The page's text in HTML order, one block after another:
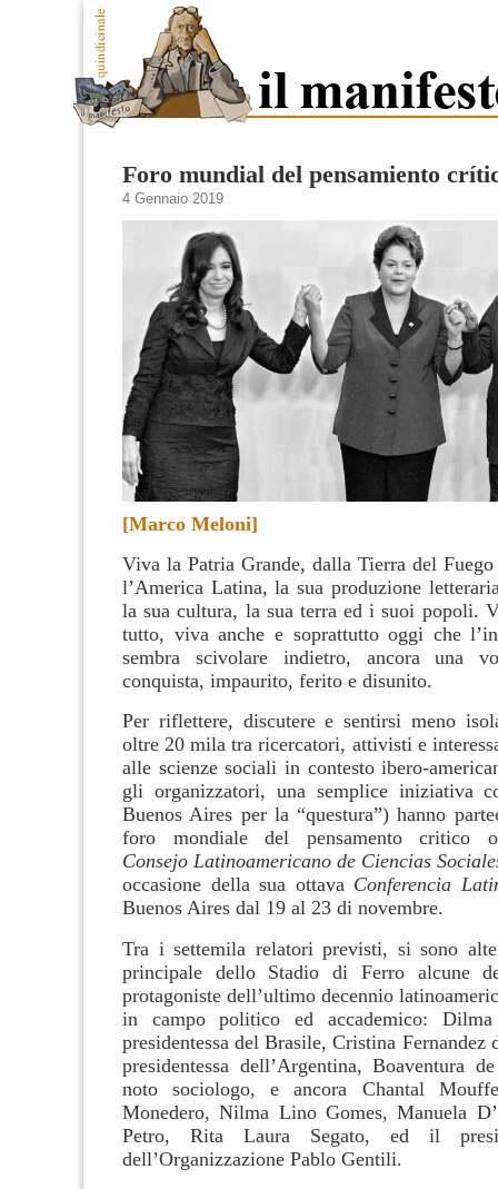
Foro mundial del pensamiento
4 Gennaio 2019
[Marco Meloni]
Viva la Patria Grande, dalla Tierra del
l’America Latina, la sua produzione
la sua cultura, la sua terra ed i suoi popoli.
tutto, viva anche e soprattutto oggi che
sembra scivolare indietro, ancora una
conquista, impaurito, ferito e disunito.
Per riflettere, discutere e sentirsi meno
oltre 20 mila tra ricercatori, attivisti e
alle scienze sociali in contesto ibero-
gli organizzatori, una semplice iniziativa
Buenos Aires per la “questura”) hanno
foro mondiale del pensamento critico
Consejo Latinoamericano de Ciencias
occasione della sua ottava Conferencia
Buenos Aires dal 19 al 23 di novembre.
Tra i settemila relatori previsti, si sono
principale dello Stadio di Ferro alcune
protagoniste dell’ultimo decennio
in campo politico ed accademico:
presidentessa del Brasile, Cristina Fernandez
presidentessa dell’Argentina, Boaventura
noto sociologo, e ancora Chantal
Monedero, Nilma Lino Gomes, Manuela
Petro, Rita Laura Segato, ed il
dell’Organizzazione Pablo Gentili.